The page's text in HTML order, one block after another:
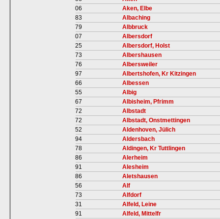
06
Aken, Elbe
83
Albaching
79
Albbruck
07
Albersdorf
25
Albersdorf, Holst
73
Albershausen
76
Albersweiler
97
Albertshofen, Kr Kitzingen
66
Albessen
55
Albig
67
Albisheim, Pfrimm
72
Albstadt
72
Albstadt, Onstmettingen
52
Aldenhoven, Jülich
94
Aldersbach
78
Aldingen, Kr Tuttlingen
86
Alerheim
91
Alesheim
86
Aletshausen
56
Alf
73
Alfdorf
31
Alfeld, Leine
91
Alfeld, Mittelfr